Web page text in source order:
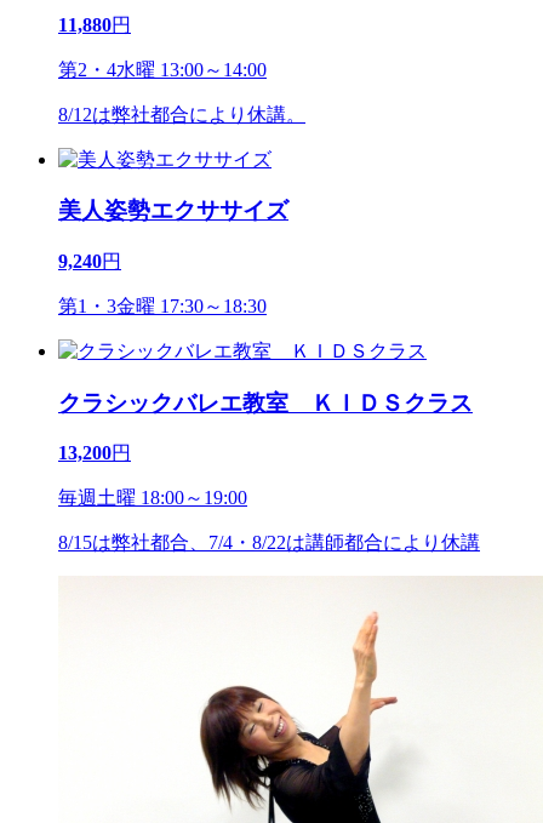
11,880円
第2・4水曜 13:00～14:00
8/12は弊社都合により休講。
美人姿勢エクササイズ
9,240円
第1・3金曜 17:30～18:30
クラシックバレエ教室 ＫＩＤＳクラス
13,200円
毎週土曜 18:00～19:00
8/15は弊社都合、7/4・8/22は講師都合により休講